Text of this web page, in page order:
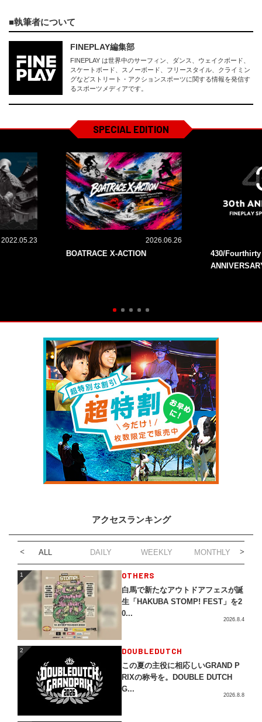
執筆者について
FINEPLAY編集部
FINEPLAY は世界中のサーフィン、ダンス、ウェイクボード、
スケートボード、スノーボード、フリースタイル、クライミン
グなどストリート・アクションスポーツに関する情報を発信す
るスポーツメディアです。
SPECIAL EDITION
2022.05.23 2026.06.26
BOATRACE X-ACTION
430/
アクセスランキング
ALL DAILY WEEKLY MONTHLY
1 OTHERS
白馬で新たなアウトドアフェスが誕
生「HAKUBA STOMP! FEST」を2
0...
2026.8.4
2 DOUBLEDUTCH
この夏の主役に相応しいGRAND P
RIXの称号を。DOUBLE DUTCH
G...
2026.8.8